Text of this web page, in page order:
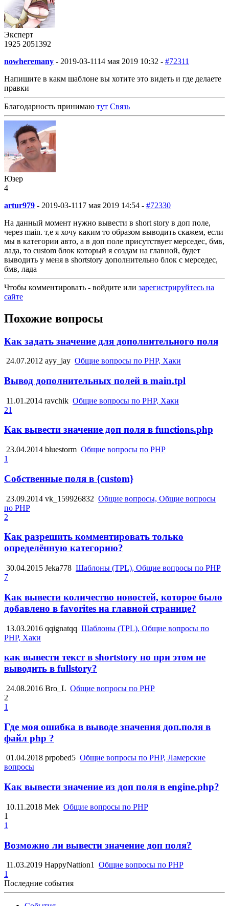
Эксперт
1925 2051392
nowheremany - 2019-03-1114 мая 2019 10:32 - #72311
Напишите в какм шаблоне вы хотите это видеть и где делаете
правки
Благодарность принимаю тут Связь
Юзер
4
artur979 - 2019-03-1117 мая 2019 14:54 - #72330
На данный момент нужно вывести в short story в доп поле,
через main. т,е я хочу каким то образом выводить скажем, если
мы в категории авто, а в доп поле присутствует мерседес, бмв,
лада, то custom блок который я создам на главной, будет
выводить у меня в shortstory дополнительно блок с мерседес,
бмв, лада
Чтобы комментировать - войдите или зарегистрируйтесь на
сайте
Похожие вопросы
Как задать значение для дополнительного поля
24.07.2012 ayy_jay Общие вопросы по PHP, Хаки
Вывод дополнительных полей в main.tpl
11.01.2014 ravchik Общие вопросы по PHP, Хаки
21
Как вывести значение доп поля в functions.php
23.04.2014 bluestorm Общие вопросы по PHP
1
Собственные поля в {custom}
23.09.2014 vk_159926832 Общие вопросы, Общие вопросы
по PHP
2
Как разрешить комментировать только
определённую категорию?
30.04.2015 Jeka778 Шаблоны (TPL), Общие вопросы по PHP
7
Как вывести количество новостей, которое было
добавлено в favorites на главной странице?
13.03.2016 qqignatqq Шаблоны (TPL), Общие вопросы по
PHP, Хаки
как вывести текст в shortstory но при этом не
выводить в fullstory?
24.08.2016 Bro_L Общие вопросы по PHP
2
1
Где моя ошибка в выводе значения доп.поля в
файл php ?
01.04.2018 prpobed5 Общие вопросы по PHP, Ламерские
вопросы
Как вывести значение из доп поля в engine.php?
10.11.2018 Mek Общие вопросы по PHP
1
1
Возможно ли вывести значение доп поля?
11.03.2019 HappyNattion1
Общие вопросы по PHP
1
Последние события